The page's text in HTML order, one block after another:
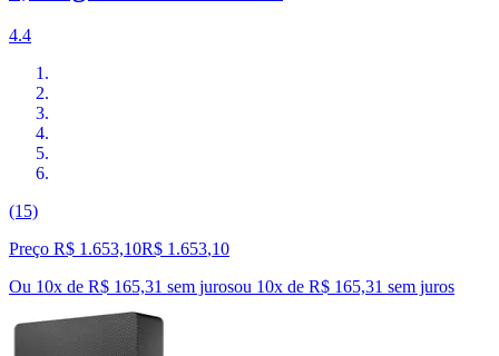
4.4
(15)
Preço R$ 1.653,10R$ 1.653,10
Ou 10x de R$ 165,31 sem jurosou 10x de R$ 165,31 sem juros